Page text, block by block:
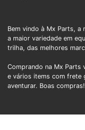
Bem vindo à Mx Parts,
a maior variedade em
trilha, das melhores
Comprando na Mx Parts
e vários items com frete
aventurar. Boas compras!